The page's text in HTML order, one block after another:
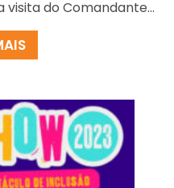
do Comandante...